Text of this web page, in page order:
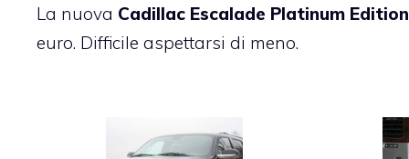
La nuova Cadillac Escalade Platinum Edition
euro. Difficile aspettarsi di meno.